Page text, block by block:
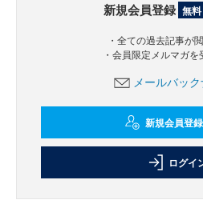
新規会員登録 無料
・全ての過去記事が
・会員限定メルマガ
メールバッ
新規会員登録
ログイ